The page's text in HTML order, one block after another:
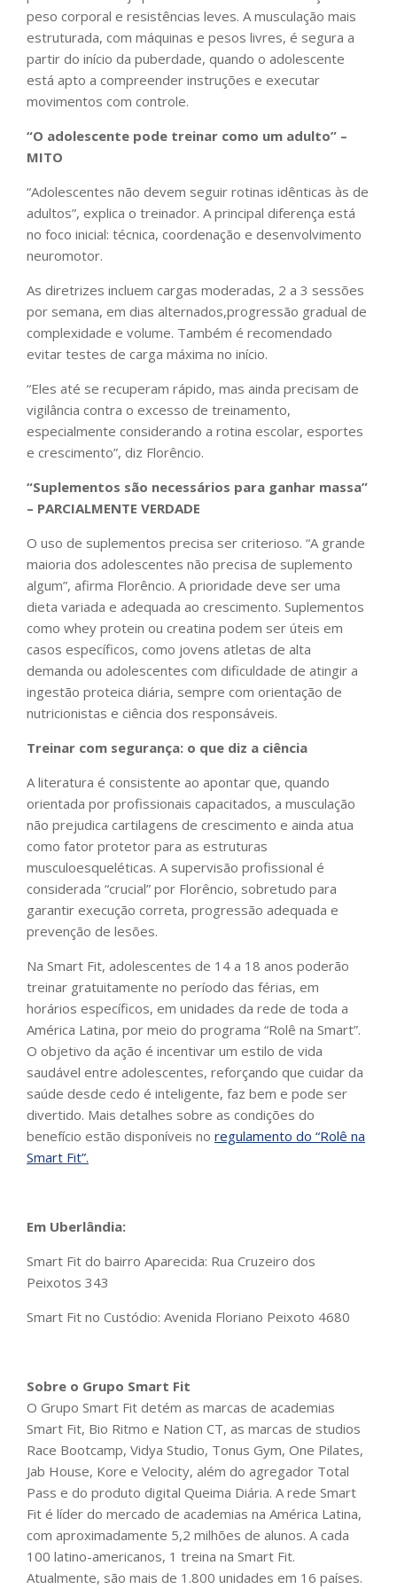
peso corporal e resistências leves. A musculação mais
estruturada, com máquinas e pesos livres, é segura a
partir do início da puberdade, quando o adolescente
está apto a compreender instruções e executar
movimentos com controle.
“O adolescente pode treinar como um adulto” –
MITO
“Adolescentes não devem seguir rotinas idênticas às de
adultos”, explica o treinador. A principal diferença está
no foco inicial: técnica, coordenação e desenvolvimento
neuromotor.
As diretrizes incluem cargas moderadas, 2 a 3 sessões
por semana, em dias alternados,progressão gradual de
complexidade e volume. Também é recomendado
evitar testes de carga máxima no início.
“Eles até se recuperam rápido, mas ainda precisam de
vigilância contra o excesso de treinamento,
especialmente considerando a rotina escolar, esportes
e crescimento”, diz Florêncio.
“Suplementos são necessários para ganhar massa”
– PARCIALMENTE VERDADE
O uso de suplementos precisa ser criterioso. “A grande
maioria dos adolescentes não precisa de suplemento
algum”, afirma Florêncio. A prioridade deve ser uma
dieta variada e adequada ao crescimento. Suplementos
como whey protein ou creatina podem ser úteis em
casos específicos, como jovens atletas de alta
demanda ou adolescentes com dificuldade de atingir a
ingestão proteica diária, sempre com orientação de
nutricionistas e ciência dos responsáveis.
Treinar com segurança: o que diz a ciência
A literatura é consistente ao apontar que, quando
orientada por profissionais capacitados, a musculação
não prejudica cartilagens de crescimento e ainda atua
como fator protetor para as estruturas
musculoesqueléticas. A supervisão profissional é
considerada “crucial” por Florêncio, sobretudo para
garantir execução correta, progressão adequada e
prevenção de lesões.
Na Smart Fit, adolescentes de 14 a 18 anos poderão
treinar gratuitamente no período das férias, em
horários específicos, em unidades da rede de toda a
América Latina, por meio do programa “Rolê na Smart”.
O objetivo da ação é incentivar um estilo de vida
saudável entre adolescentes, reforçando que cuidar da
saúde desde cedo é inteligente, faz bem e pode ser
divertido. Mais detalhes sobre as condições do
benefício estão disponíveis no regulamento do “Rolê na
Smart Fit”.
Em Uberlândia:
Smart Fit do bairro Aparecida: Rua Cruzeiro dos
Peixotos 343
Smart Fit no Custódio: Avenida Floriano Peixoto 4680
Sobre o Grupo Smart Fit
O Grupo Smart Fit detém as marcas de academias
Smart Fit, Bio Ritmo e Nation CT, as marcas de studios
Race Bootcamp, Vidya Studio, Tonus Gym, One Pilates,
Jab House, Kore e Velocity, além do agregador Total
Pass e do produto digital Queima Diária. A rede Smart
Fit é líder do mercado de academias na América Latina,
com aproximadamente 5,2 milhões de alunos. A cada
100 latino-americanos, 1 treina na Smart Fit.
Atualmente, são mais de 1.800 unidades em 16 países.